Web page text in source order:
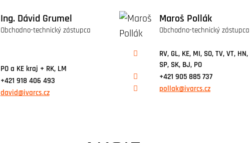
Ing. Dávid Grumel
Obchodno-technický zástupca
PO a KE kraj + RK, LM
+421 918 406 493
david@ivarcs.cz
Maroš Pollák
Obchodno-technický zástupca
RV, GL, KE, MI, SO, TV, VT, HN,
SP, SK, BJ, PO
+421 905 885 737
pollak@ivarcs.cz